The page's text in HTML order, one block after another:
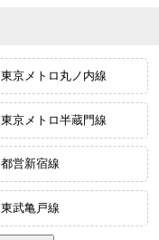
東京メトロ丸ノ内線
東京メトロ半蔵門線
都営新宿線
東武亀戸線